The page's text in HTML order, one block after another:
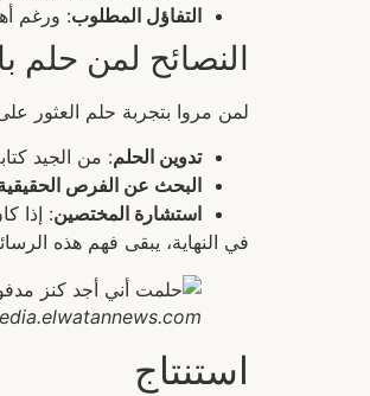
التفاؤل المطلوب: ورغم
النصائح لمن حلم
لمن مروا بتجربة حلم العثور
تدوين الحلم: من الجيد
البحث عن الفرص
استشارة المختصين: إذا
في النهاية، يبقى فهم هذه
استنتاج